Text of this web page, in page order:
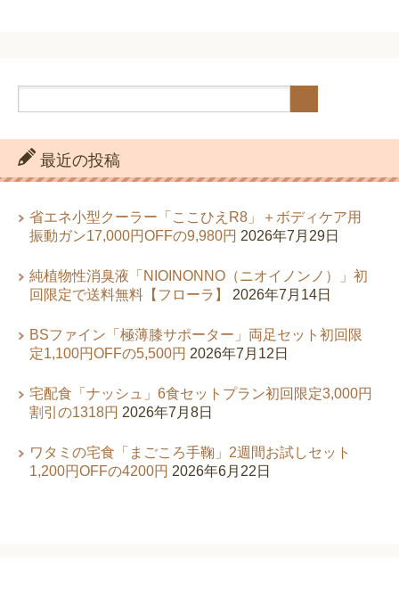
最近の投稿
省エネ小型クーラー「ここひえR8」＋ボディケア用
振動ガン17,000円OFFの9,980円 2026年7月29日
純植物性消臭液「NIOINONNO（ニオイノンノ）」初
回限定で送料無料【フローラ】
2026年7月14日
BSファイン「極薄膝サポーター」両足セット初回限
定1,100円OFFの5,500円 2026年7月12日
宅配食「ナッシュ」6食セットプラン初回限定3,000円
割引の1318円 2026年7月8日
ワタミの宅食「まごころ手鞠」2週間お試しセット
1,200円OFFの4200円 2026年6月22日